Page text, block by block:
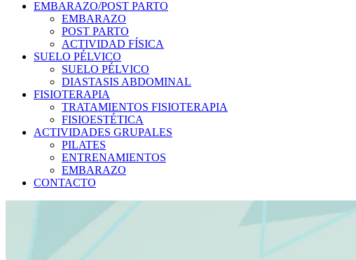
EMBARAZO/POST PARTO
EMBARAZO
POST PARTO
ACTIVIDAD FÍSICA
SUELO PÉLVICO
SUELO PÉLVICO
DIASTASIS ABDOMINAL
FISIOTERAPIA
TRATAMIENTOS FISIOTERAPIA
FISIOESTÉTICA
ACTIVIDADES GRUPALES
PILATES
ENTRENAMIENTOS
EMBARAZO
CONTACTO